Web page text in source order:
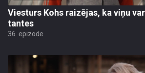
Viesturs Kohs raizējas, ka viņu
tantes
36. epizode